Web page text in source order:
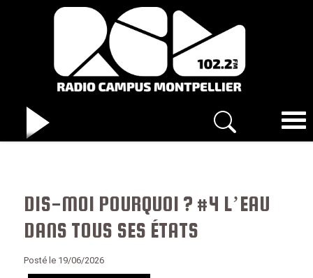
DIS-MOI POURQUOI ? #4 L’EAU
DANS TOUS SES ÉTATS
Posté le 19/06/2026